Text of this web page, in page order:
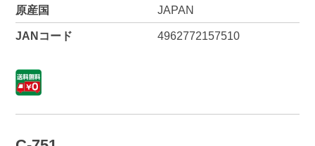
原産国
JAPAN
JANコード 4962772157510